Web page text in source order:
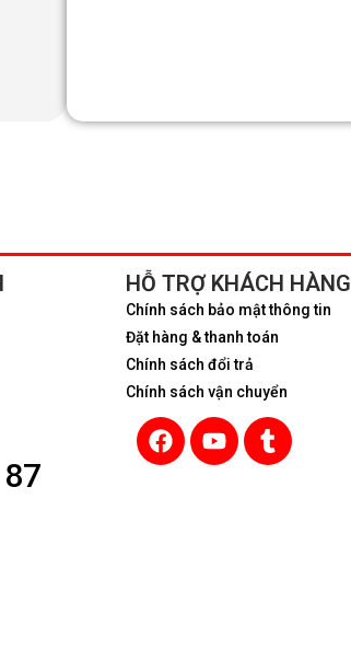
HỖ TRỢ KHÁCH HÀNG
Chính sách bảo mật thông tin
Đặt hàng & thanh toán
Chính sách đổi trả
Chính sách vận chuyển